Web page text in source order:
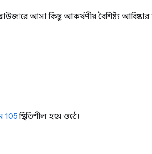
আসা কিছু আকর্ষণীয় বৈশিষ্ট্য
105 স্থিতিশীল হয়ে ওঠে।